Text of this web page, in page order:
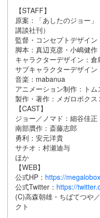
【STAFF】
原案：「あしたのジョー
講談社刊）
監督・コンセプトデザイン
脚本：真辺克彦・小嶋健作
キャラクターデザイン：倉
サブキャラクターデザイン
音楽：mabanua
アニメーション制作：ト
製作・著作：メガロボクス
【CAST】
ジョー／ノマド：細谷佳正
南部贋作：斎藤志郎
勇利：安元洋貴
サチオ：村瀬迪与
ほか
【WEB】
公式HP： https://
公式Twitter： https://
(C)高森朝雄・ちばてつや
クト